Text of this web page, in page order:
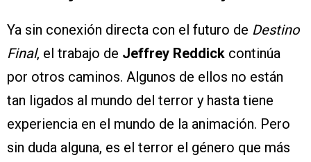
Ya sin conexión directa con el futuro de Destino
Final, el trabajo de Jeffrey Reddick continúa
por otros caminos. Algunos de ellos no están
tan ligados al mundo del terror y hasta tiene
experiencia en el mundo de la animación. Pero
sin duda alguna, es el terror el género que más